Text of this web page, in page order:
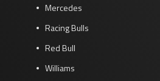
Mercedes
Racing Bulls
Red Bull
Williams